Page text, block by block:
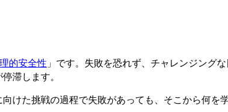
的安全性 」です。失敗を恐れず、チャレンジング
滞します。
けた挑戦の過程で失敗があっても、そこから何